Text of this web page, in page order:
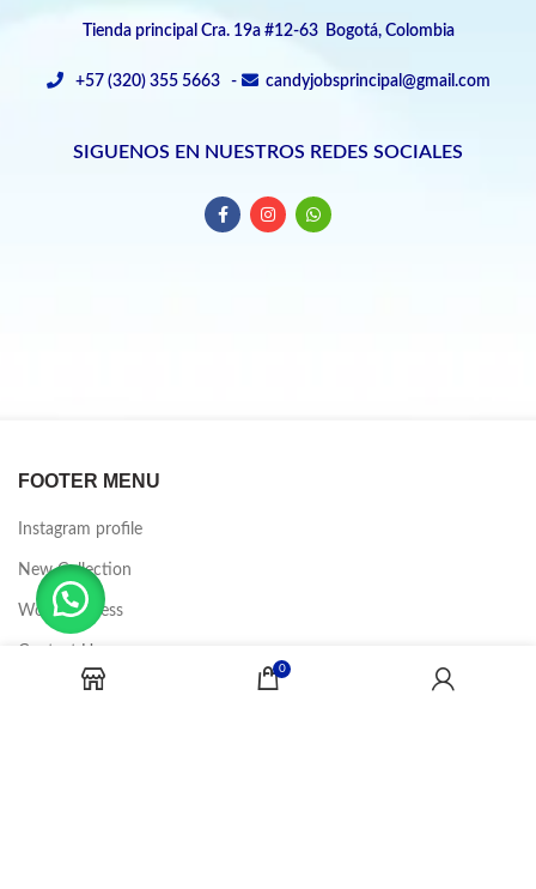
Tienda principal Cra. 19a #12-63 Bogotá, Colombia
+57 (320) 355 5663 - candyjobsprincipal@gmail.com
SIGUENOS EN NUESTROS REDES SOCIALES
FOOTER MENU
Instagram profile
New Collection
Woman Dress
Latest News
0